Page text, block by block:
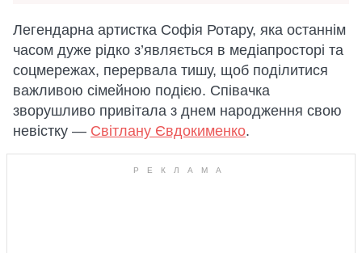
Легендарна артистка Софія Ротару, яка останнім
часом дуже рідко з’являється в медіапросторі та
соцмережах, перервала тишу, щоб поділитися
важливою сімейною подією. Співачка
зворушливо привітала з днем ​​народження свою
невістку — Світлану Євдокименко.